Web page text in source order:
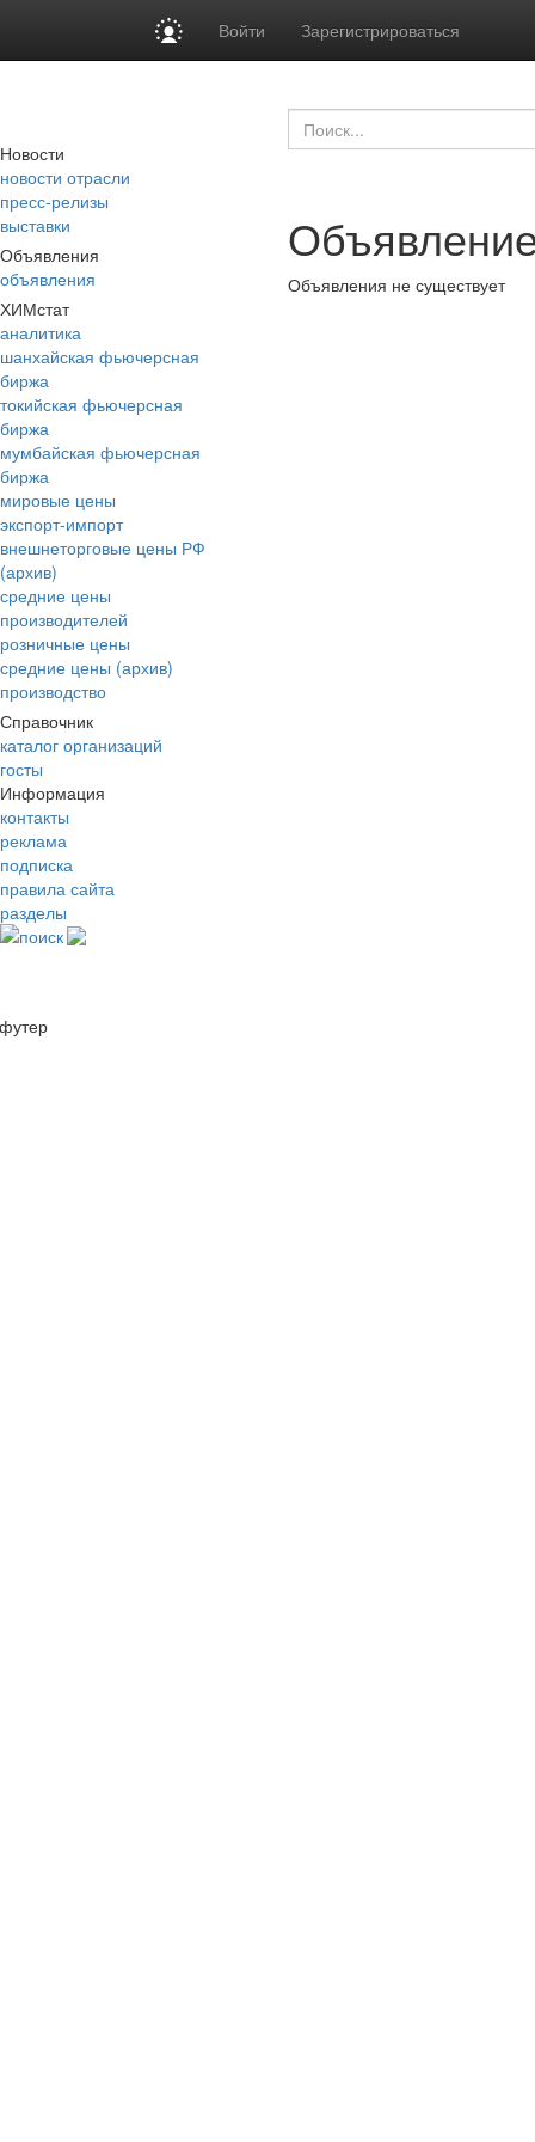
Войти Зарегистрироваться
Новости
новости отрасли
пресс-релизы
выставки
Объявления
объявления
ХИМстат
аналитика
шанхайская фьючерсная
биржа
токийская фьючерсная
биржа
мумбайская фьючерсная
биржа
мировые цены
экспорт-импорт
внешнеторговые цены РФ
(архив)
средние цены
производителей
розничные цены
средние цены (архив)
производство
Справочник
каталог организаций
госты
Информация
контакты
реклама
подписка
правила сайта
разделы
поиск
Объявления не существует
футер